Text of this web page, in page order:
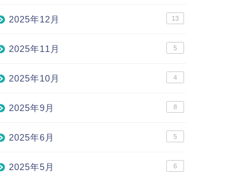
2025年12月 13
2025年11月 5
2025年10月 4
2025年9月 8
2025年6月 5
2025年5月 6